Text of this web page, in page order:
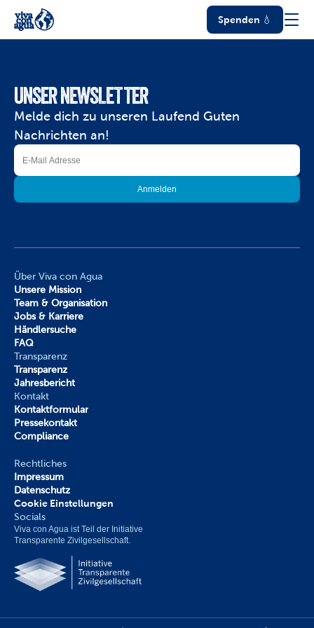
Spenden 💧
UNSER NEWSLETTER
Melde dich zu unseren Laufend Guten
Nachrichten an!
Über Viva con Agua
Unsere Mission
Team & Organisation
Jobs & Karriere
Händlersuche
FAQ
Transparenz
Transparenz
Jahresbericht
Kontakt
Kontaktformular
Pressekontakt
Compliance
Rechtliches
Impressum
Datenschutz
Cookie Einstellungen
Socials
Viva con Agua ist Teil der Initiative
Transparente Zivilgesellschaft.